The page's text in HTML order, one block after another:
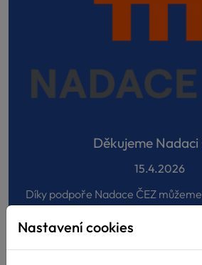
Děkujeme Nadaci
15.4.2026
Díky podpoře Nadace ČEZ
Nastavení cookies